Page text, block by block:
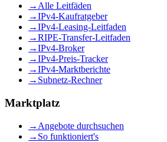
→ Alle Leitfäden
→IPv4-Kaufratgeber
→IPv4-Leasing-Leitfaden
→RIPE-Transfer-Leitfaden
→IPv4-Broker
→IPv4-Preis-Tracker
→IPv4-Marktberichte
→ Subnetz-Rechner
Marktplatz
→ Angebote durchsuchen
→ So funktioniert's